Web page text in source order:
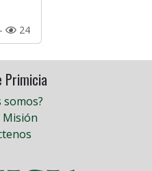
24
Primicia
somos?
Misión